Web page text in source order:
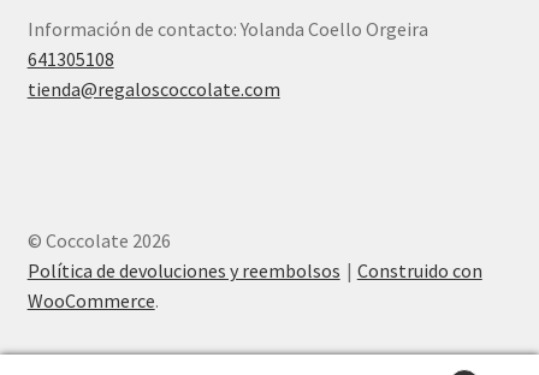
Información de contacto: Yolanda Coello Orgeira
641305108
tienda@regaloscoccolate.com
© Coccolate 2026
Política de devoluciones y reembolsos
Construido con
WooCommerce.